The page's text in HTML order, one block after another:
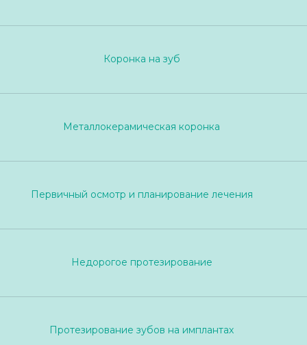
Коронка на зуб
Металлокерамическая коронка
Первичный осмотр и планирование лечения
Недорогое протезирование
Протезирование зубов на имплантах